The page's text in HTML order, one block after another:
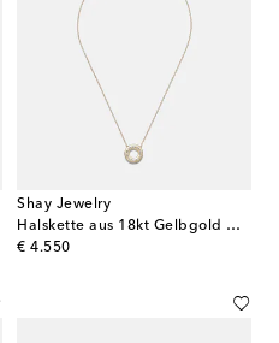
Shay Jewelry
Halskette aus 18kt Gelbgold mit Diamanten
€ 4.550
original price